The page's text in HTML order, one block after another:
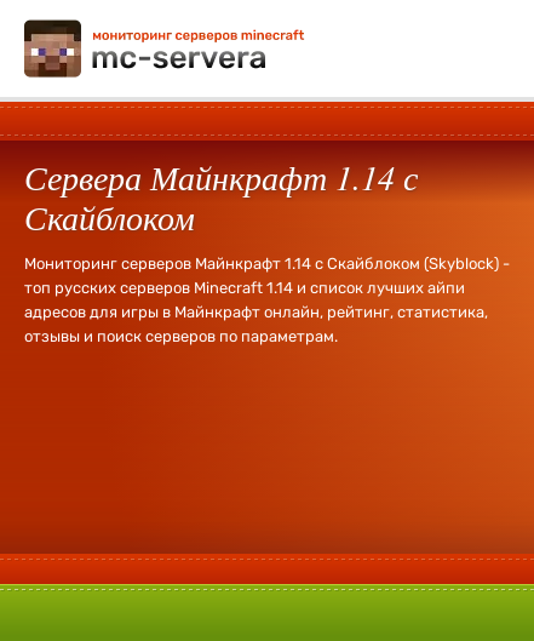
Сервера Майнкрафт 1.14 с
Скайблоком
Мониторинг серверов Майнкрафт 1.14 с Скайблоком (Skyblock) -
топ русских серверов Minecraft 1.14 и список лучших айпи
адресов для игры в Майнкрафт онлайн, рейтинг, статистика,
отзывы и поиск серверов по параметрам.